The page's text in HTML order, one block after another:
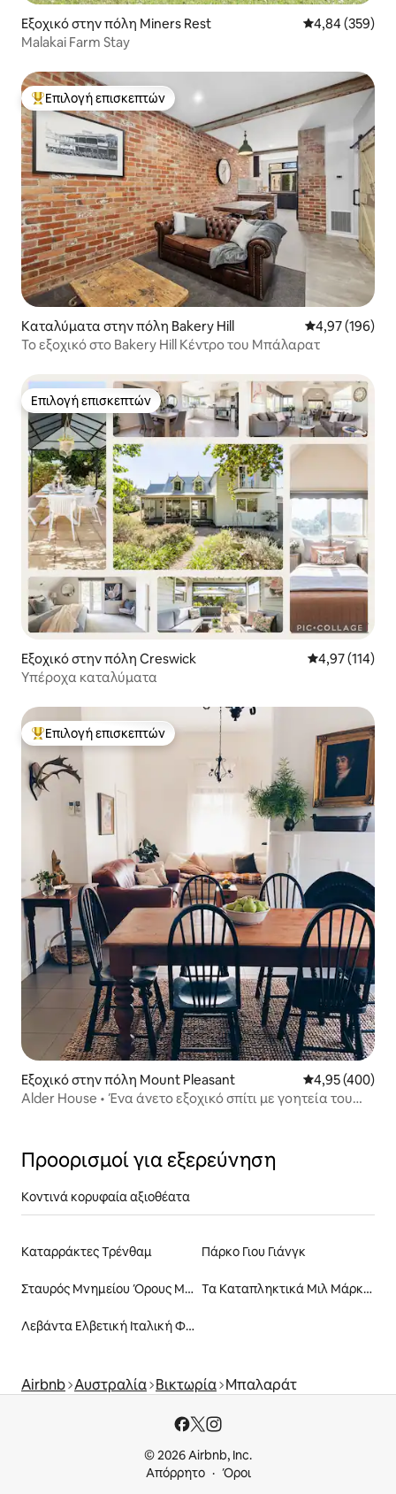
Εξοχικό στην πόλη Miners Rest Μέση
4,84 (359)
Malakai Farm Stay
Κορυφαία επιλογή επισκεπτών
Επιλογή επισκεπτών
Καταλύματα στην πόλη Bakery Hill Μέση
4,97 (196)
Το εξοχικό στο Bakery Hill Κέντρο του Μπάλαρατ
Επιλογή επισκεπτών
Επιλογή επισκεπτών
Εξοχικό στην πόλη Creswick Μέση
4,97 (114)
Υπέροχα καταλύματα
Κορυφαία επιλογή επισκεπτών
Επιλογή επισκεπτών
Εξοχικό στην πόλη Mount Pleasant Μέση
4,95 (400)
Alder House • Ένα άνετο εξοχικό σπίτι με γοητεία του
Προορισμοί για εξερεύνηση
Κοντινά κορυφαία αξιοθέατα
Καταρράκτες Τρένθαμ Πάρκο Γιου Γιάνγκ
Σταυρός Μνημείου Όρους Μακεδονία Τα Καταπληκτικά Μιλ Μάρκετς
Λεβάντα Ελβετική Ιταλική Φάρμα
Airbnb Αυστραλία Βικτωρία Μπαλαράτ
© 2026 Airbnb, Inc.
Απόρρητο
Όροι